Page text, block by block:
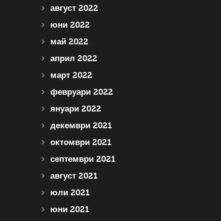
август 2022
юни 2022
май 2022
април 2022
март 2022
февруари 2022
януари 2022
декември 2021
октомври 2021
септември 2021
август 2021
юли 2021
юни 2021